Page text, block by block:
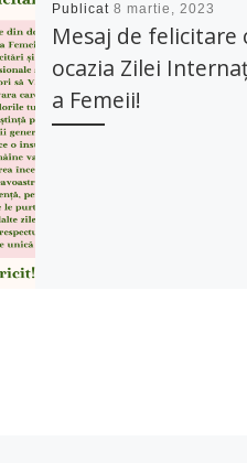
Publicat 8 martie, 2023
Mesaj de felicitare
ocazia Zilei
a Femeii!